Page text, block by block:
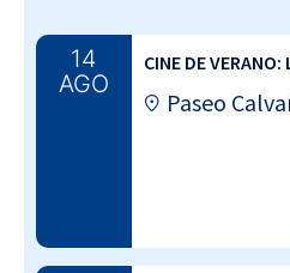
14
AGO
CINE DE
Paseo